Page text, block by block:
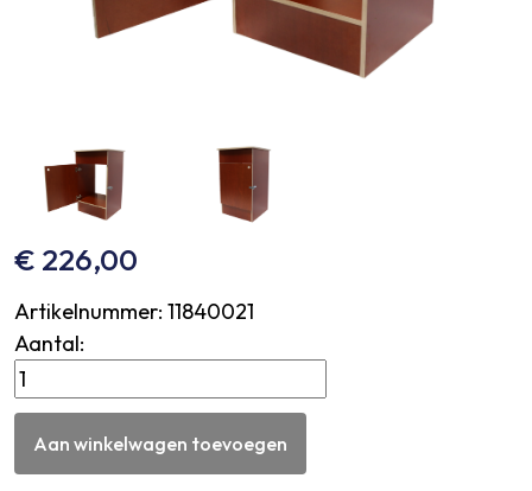
€ 226,00
Artikelnummer: 11840021
Aantal:
Comfoorkast
500
500
Aan winkelwagen toevoegen